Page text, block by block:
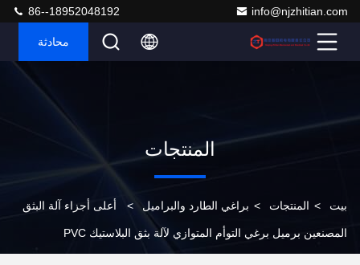
info@njzhitian.com
86--18952048192
محادثة
المنتجات
بيت > المنتجات > براغي الطارد والبراميل > أعلى أجزاء آلة البثق
المصنعين برميل برغي التوأم المتوازي لآلة بثق البلاستيك PVC